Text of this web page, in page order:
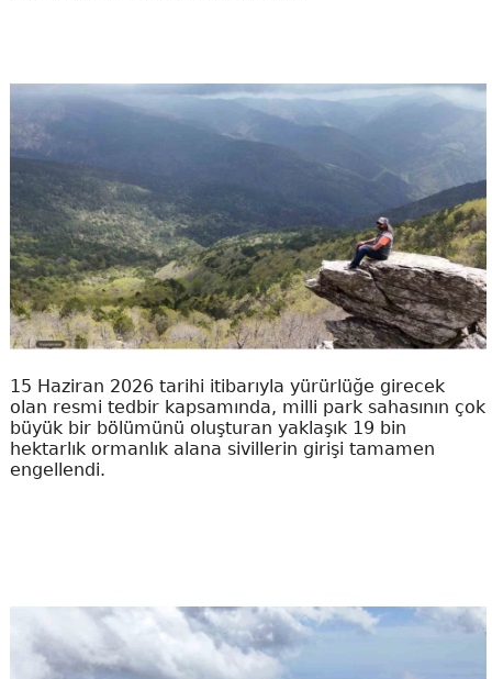
15 Haziran 2026 tarihi itibarıyla yürürlüğe girecek
olan resmi tedbir kapsamında, milli park sahasının çok
büyük bir bölümünü oluşturan yaklaşık 19 bin
hektarlık ormanlık alana sivillerin girişi tamamen
engellendi.